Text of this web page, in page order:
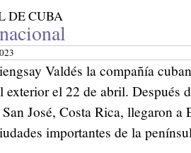
DE CUBA
Valdés la compañía
exterior el 22 de abril. Después
José, Costa Rica, llegaron a
importantes de la